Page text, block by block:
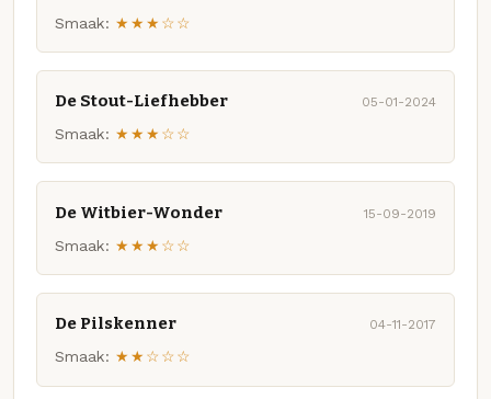
Smaak: ★★★☆☆
De Stout-Liefhebber 05-01-2024
Smaak: ★★★☆☆
De Witbier-Wonder 15-09-2019
Smaak: ★★★☆☆
De Pilskenner 04-11-2017
Smaak: ★★☆☆☆